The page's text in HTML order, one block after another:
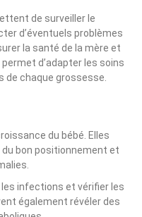
de surveiller le
d’éventuels problèmes
la santé de la mère et
d’adapter les soins
chaque grossesse.
du bébé. Elles
bon positionnement et
infections et vérifier les
également révéler des